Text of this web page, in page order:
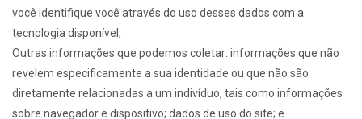
você identifique você através do uso desses dados com a
tecnologia disponível;
Outras informações que podemos coletar: informações que não
revelem especificamente a sua identidade ou que não são
diretamente relacionadas a um indivíduo, tais como informações
sobre navegador e dispositivo; dados de uso do site; e